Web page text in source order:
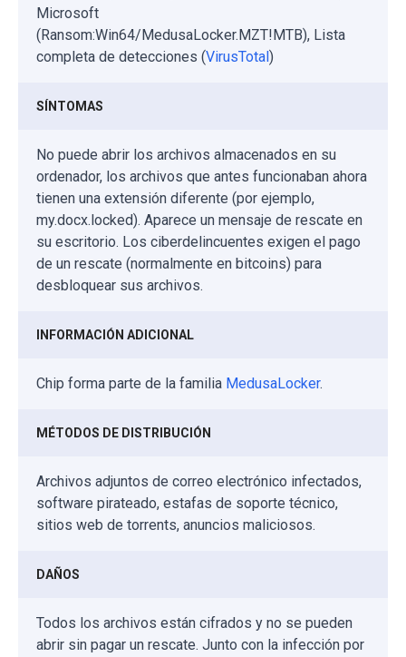
Microsoft
(Ransom:Win64/MedusaLocker.MZT!MTB), Lista
completa de detecciones (VirusTotal )
SÍNTOMAS
No puede abrir los archivos almacenados en su
ordenador, los archivos que antes funcionaban ahora
tienen una extensión diferente (por ejemplo,
my.docx.locked). Aparece un mensaje de rescate en
su escritorio. Los ciberdelincuentes exigen el pago
de un rescate (normalmente en bitcoins) para
desbloquear sus archivos.
INFORMACIÓN ADICIONAL
Chip forma parte de la familia MedusaLocker.
MÉTODOS DE DISTRIBUCIÓN
Archivos adjuntos de correo electrónico infectados,
software pirateado, estafas de soporte técnico,
sitios web de torrents, anuncios maliciosos.
DAÑOS
Todos los archivos están cifrados y no se pueden
abrir sin pagar un rescate. Junto con la infección por